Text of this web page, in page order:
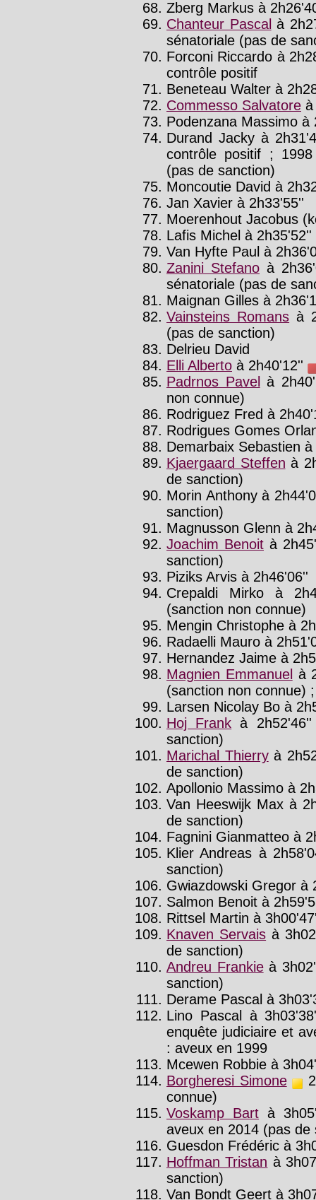
Zberg Markus à
Chanteur Pascal à
sénatoriale (pas de
Forconi Riccardo à
contrôle positif
Beneteau Walter à
Commesso Salvatore
Podenzana Massimo
Durand Jacky à
contrôle positif ;
(pas de sanction)
Moncoutie David à
Jan Xavier à 2h33'55''
Moerenhout Jacobus
Lafis Michel à 2h35'52''
Van Hyfte Paul à
Zanini Stefano à
sénatoriale (pas de
Maignan Gilles à
Vainsteins Romans à
(pas de sanction)
Delrieu David
Elli Alberto à 2h40'12''
Padrnos Pavel à
non connue)
Rodriguez Fred à
Rodrigues Gomes
Demarbaix Sebastien
Kjaergaard Steffen à
de sanction)
Morin Anthony à
sanction)
Magnusson Glenn à
Joachim Benoit à
sanction)
Piziks Arvis à 2h46'06''
Crepaldi Mirko à
(sanction non connue)
Mengin Christophe à
Radaelli Mauro à
Hernandez Jaime à
Magnien Emmanuel à
(sanction non connue)
Larsen Nicolay Bo à
Hoj Frank à
sanction)
Marichal Thierryà
de sanction)
Apollonio Massimo à
Van Heeswijk Max à
de sanction)
Fagnini Gianmatteo à
Klier Andreas à
sanction)
Gwiazdowski Gregor à
Salmon Benoit à
Rittsel Martin à
Knaven Servais à
de sanction)
Andreu Frankieà
sanction)
Derame Pascal à
Lino Pascal à
enquête judiciaire et
: aveux en 1999
Mcewen Robbie à
Borgheresi Simone
connue)
Voskamp Bart à
aveux en 2014 (pas de
Guesdon Frédéric à
Hoffman Tristan à
sanction)
Van Bondt Geert à